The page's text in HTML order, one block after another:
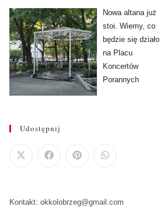
Nowa altana już
stoi. Wiemy, co
będzie się działo
na Placu
Koncertów
Porannych
Udostępnij
Kontakt: okkolobrzeg@gmail.com